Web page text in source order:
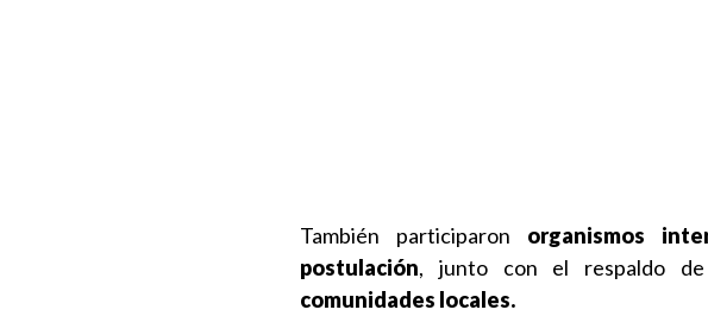
También participaron organismos
postulación, junto con el respaldo de
comunidades locales.